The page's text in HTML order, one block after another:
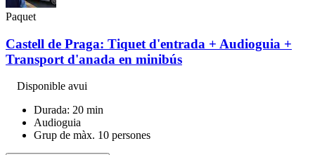
Paquet
Castell de Praga: Tiquet d'entrada + Audioguia +
Transport d'anada en minibús
Disponible avui
Durada: 20 min
Audioguia
Grup de màx. 10 persones